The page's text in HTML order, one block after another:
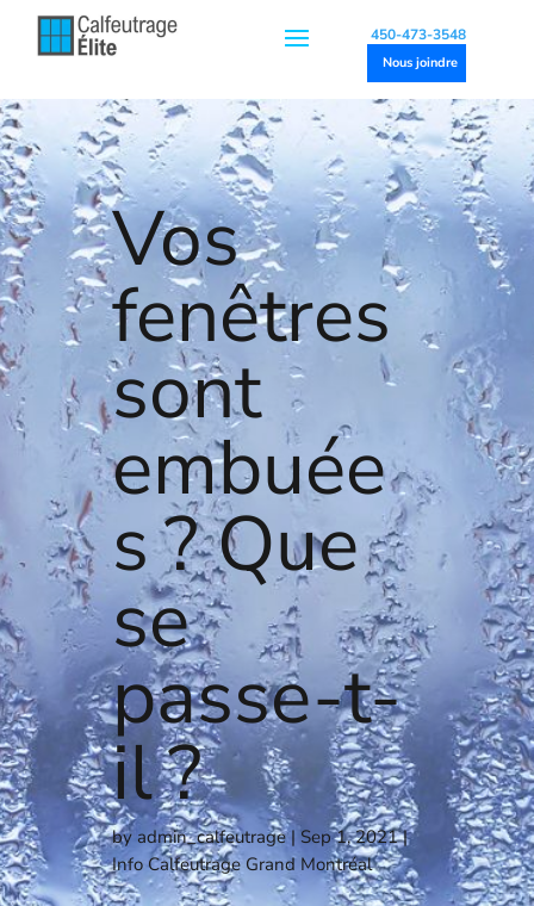
450-473-3548
Nous joindre
Vos
fenêtres
sont
embuée
s ? Que
se
passe-t-
il ?
byadmin_calfeutrage Sep 1, 2021
Info Calfeutrage Grand Montréal